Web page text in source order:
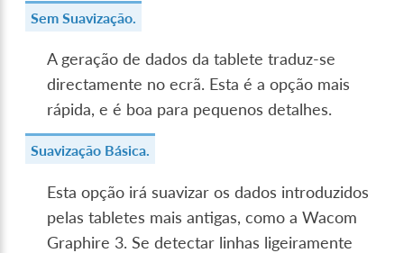
Sem Suavização.
A geração de dados da tablete traduz-se
directamente no ecrã. Esta é a opção mais
rápida, e é boa para pequenos detalhes.
Suavização Básica.
Esta opção irá suavizar os dados introduzidos
pelas tabletes mais antigas, como a Wacom
Graphire 3. Se detectar linhas ligeiramente